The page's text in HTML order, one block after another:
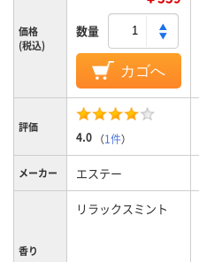
価格
(税込)
数量
カゴへ
評価
4.0 （1件）
メーカー エステー
香り
リラックスミント